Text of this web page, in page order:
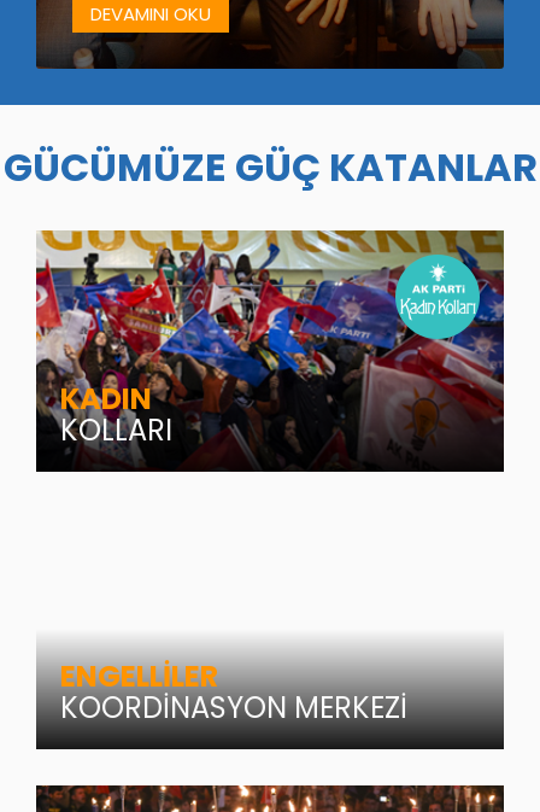
DEVAMINI OKU
GÜCÜMÜZE GÜÇ KATANLAR
KADIN
KOLLARI
ENGELLİLER
KOORDİNASYON MERKEZİ